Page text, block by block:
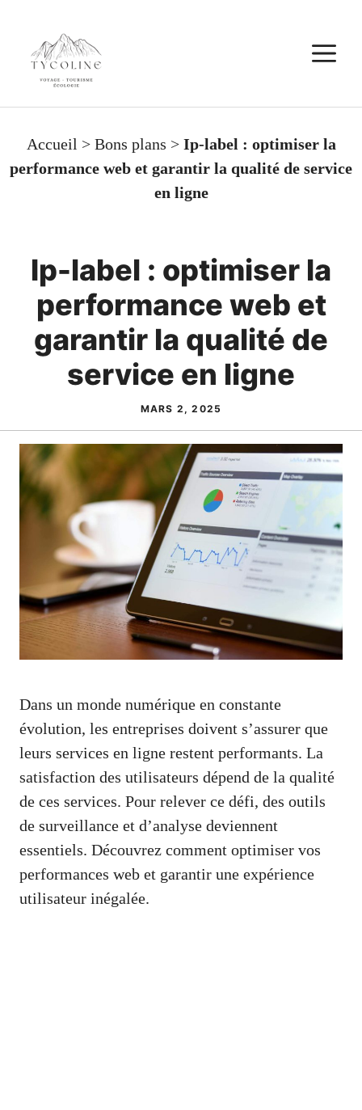
contenu
Accueil > Bons plans > Ip-label : optimiser la
performance web et garantir la qualité de service
en ligne
Ip-label : optimiser la
performance web et
garantir la qualité de
service en ligne
MARS 2, 2025
Dans un monde numérique en constante
évolution, les entreprises doivent s’assurer que
leurs services en ligne restent performants. La
satisfaction des utilisateurs dépend de la qualité
de ces services. Pour relever ce défi, des outils
de surveillance et d’analyse deviennent
essentiels. Découvrez comment optimiser vos
performances web et garantir une expérience
utilisateur inégalée.